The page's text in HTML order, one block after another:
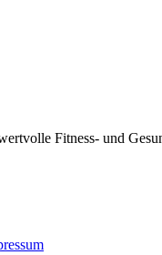
Fitness- und